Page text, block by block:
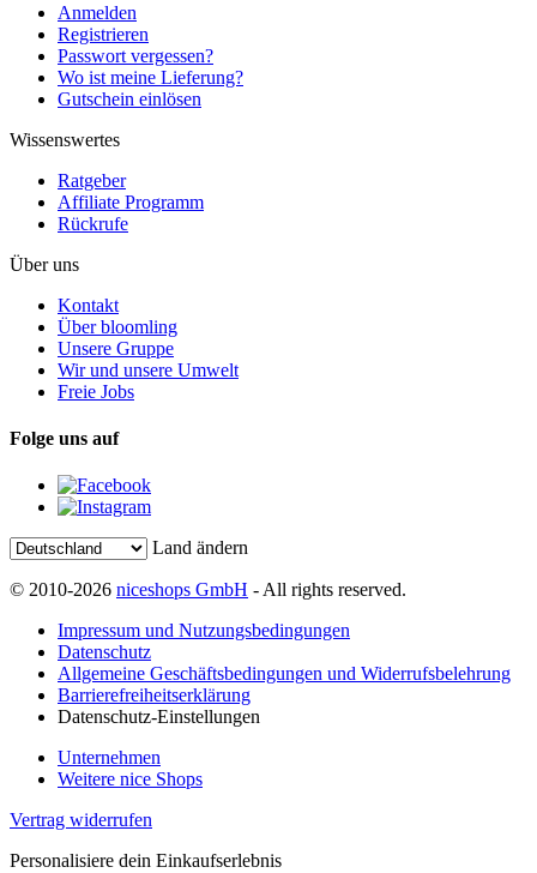
Anmelden
Registrieren
Passwort vergessen?
Wo ist meine Lieferung?
Gutschein einlösen
Wissenswertes
Ratgeber
Affiliate Programm
Rückrufe
Über uns
Kontakt
Über bloomling
Unsere Gruppe
Wir und unsere Umwelt
Freie Jobs
Folge uns auf
Land ändern
© 2010-2026 niceshops GmbH - All rights reserved.
Impressum und Nutzungsbedingungen
Datenschutz
Allgemeine Geschäftsbedingungen und Widerrufsbelehrung
Barrierefreiheitserklärung
Datenschutz-Einstellungen
Unternehmen
Weitere nice Shops
Vertrag widerrufen
Personalisiere dein Einkaufserlebnis